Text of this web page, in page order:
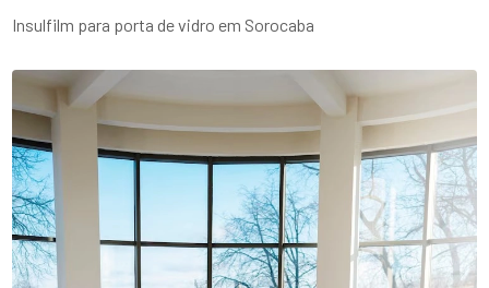
Insulfilm para porta de vidro em Sorocaba